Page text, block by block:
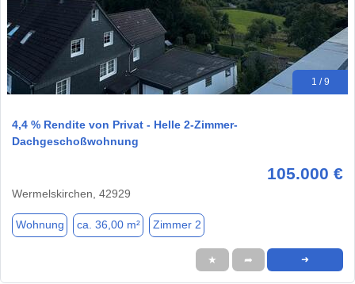
1 / 9
4,4 % Rendite von Privat - Helle 2-Zimmer-
Dachgeschoßwohnung
105.000 €
Wermelskirchen, 42929
Wohnung ca. 36,00 m² Zimmer 2
★ ➦ ➜